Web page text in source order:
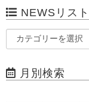
NEWSリスト
月別検索